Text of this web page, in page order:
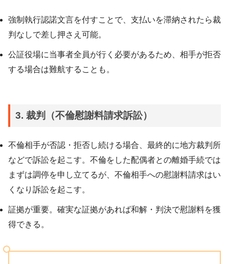
強制執行認諾文言を付すことで、支払いを滞納されたら裁
判なしで差し押さえ可能。
公証役場に当事者全員が行く必要があるため、相手が拒否
する場合は難航することも。
3. 裁判（不倫慰謝料請求訴訟）
不倫相手が否認・拒否し続ける場合、最終的に地方裁判所
などで訴訟を起こす。不倫をした配偶者との離婚手続では
まずは調停を申し立てるが、不倫相手への慰謝料請求はい
くなり訴訟を起こす。
証拠が重要。確実な証拠があれば和解・判決で慰謝料を獲
得できる。